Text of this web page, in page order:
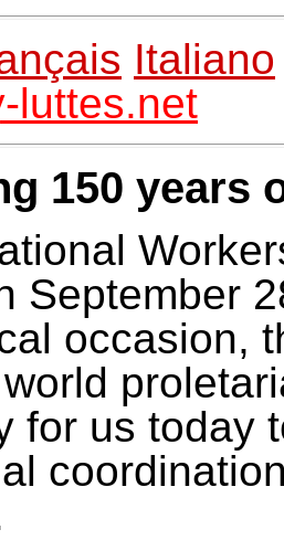
Italiano
luttes.net
150 years
September
occasion,
for us today